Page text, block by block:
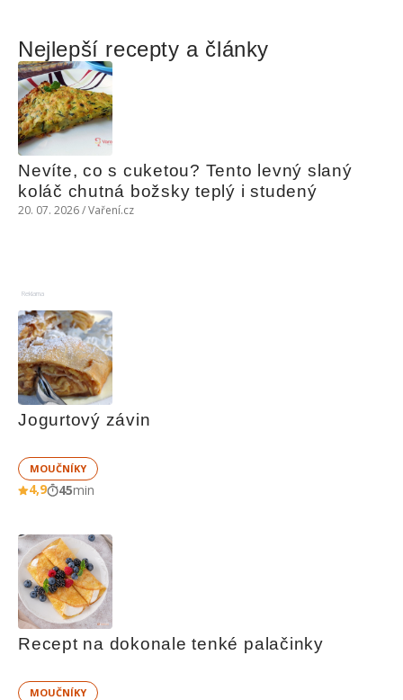
Nejlepší recepty a články
Nevíte, co s cuketou? Tento levný slaný
koláč chutná božsky teplý i studený
20. 07. 2026 / Vaření.cz
Reklama
Jogurtový závin
MOUČNÍKY
4,9 45min
Recept na dokonale tenké palačinky
MOUČNÍKY